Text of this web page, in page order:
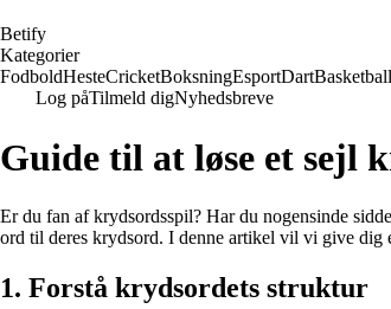
Betify
Kategorier
FodboldHesteCricketBoksningEsportDartBasketball
Log påTilmeld digNyhedsbreve
Guide til at løse et sejl
Er du fan af krydsordsspil? Har du nogensinde
ord til deres krydsord. I denne artikel vil vi give dig
1. Forstå krydsordets struktur